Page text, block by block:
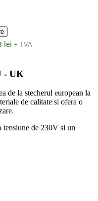
lei + TVA
- UK
de la stecherul european la
de calitate si ofera o
tensiune de 230V si un